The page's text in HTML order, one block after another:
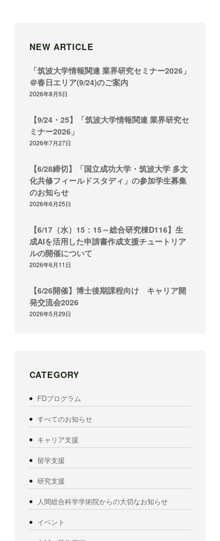
NEW ARTICLE
「筑波大学情報関連 業界研究セミナー2026」
＠春日エリア(9/24)のご案内
2026年8月5日
【9/24・25】「筑波大学情報関連 業界研究セ
ミナー2026」
2026年7月27日
【6/28締切】「国立成功大学・筑波大学 多文
化共修フィールドスタディ」の参加学生募集
のお知らせ
2026年6月25日
【6/17（水）15：15～総合研究棟D116】生
成AIを活用した申請書作成支援チュートリア
ルの開催について
2026年6月11日
【6/26開催】博士後期課程向け キャリア開
発交流会2026
2026年5月29日
CATEGORY
FDプログラム
すべてのお知らせ
キャリア支援
留学支援
研究支援
人間総合科学学術院からの大切なお知らせ
イベント